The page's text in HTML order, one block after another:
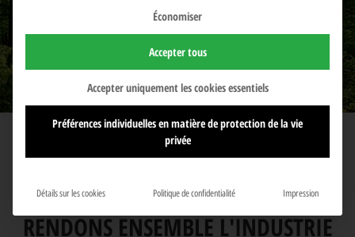
RENDONS ENSEMBLE L'INDUSTRIE
Économiser
Accepter tous
Accepter uniquement les cookies essentiels
Préférences individuelles en matière de protection de la vie
privée
Détails sur les cookies Politique de confidentialité Impression